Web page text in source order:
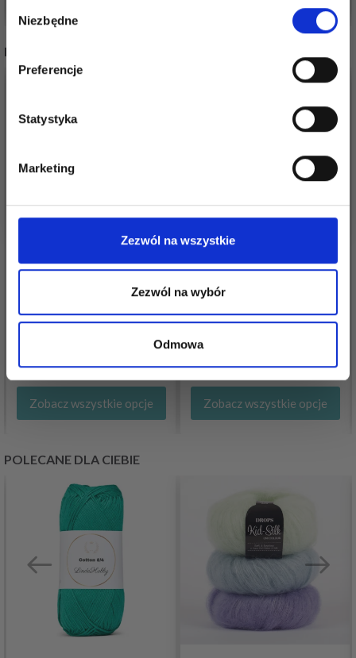
zgody
Niezbędne
Preferencje
Statystyka
Marketing
Zezwól na wszystkie
Zezwól na wybór
Odmowa
INNI TEŻ WIDZIELI
GUZIKI
MAGNETYCZNE GO
SZT.)
Zobacz wszystkie opcje
LANA GROSSA
Zobacz wszystkie opcje
POLECANE DLA CIEBIE
miłośników włóczek i uzyskaj wyłączny
dostęp do inspirujących wzorów na druty i